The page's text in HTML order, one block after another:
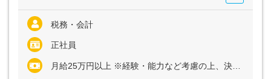
税務・会計
正社員
月給25万円以上 ※経験・能力など考慮の上、決定いたします ※残業代は全額支給